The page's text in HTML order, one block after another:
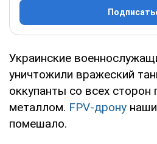
Украинские
уничтожили вражеский
оккупанты со всех сторон
металлом. FPV-дрону
помешало.